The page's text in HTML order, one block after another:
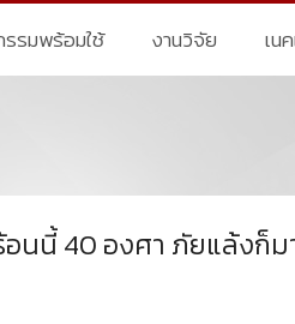
รมพร้อมใช้ งานวิจัย เน
อนนี้ 40 องศา ภัยแล้งก็ม